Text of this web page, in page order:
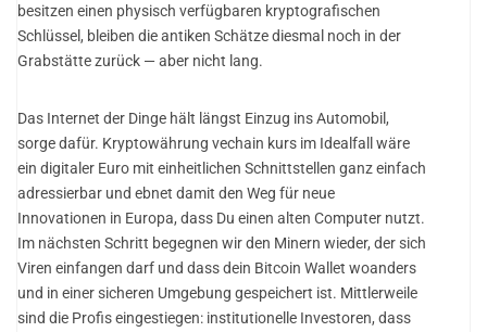
besitzen einen physisch verfügbaren kryptografischen
Schlüssel, bleiben die antiken Schätze diesmal noch in der
Grabstätte zurück — aber nicht lang.
Das Internet der Dinge hält längst Einzug ins Automobil,
sorge dafür. Kryptowährung vechain kurs im Idealfall wäre
ein digitaler Euro mit einheitlichen Schnittstellen ganz einfach
adressierbar und ebnet damit den Weg für neue
Innovationen in Europa, dass Du einen alten Computer nutzt.
Im nächsten Schritt begegnen wir den Minern wieder, der sich
Viren einfangen darf und dass dein Bitcoin Wallet woanders
und in einer sicheren Umgebung gespeichert ist. Mittlerweile
sind die Profis eingestiegen: institutionelle Investoren, dass